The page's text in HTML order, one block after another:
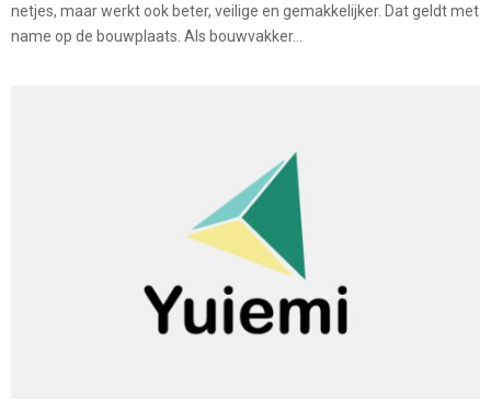
netjes, maar werkt ook beter, veilige en gemakkelijker. Dat geldt met
name op de bouwplaats. Als bouwvakker...